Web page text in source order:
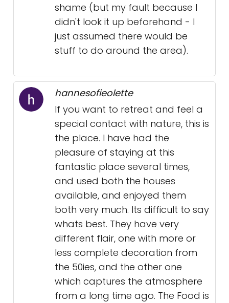
shame (but my fault because I
didn't look it up beforehand - I
just assumed there would be
stuff to do around the area).
hannesofieolette
If you want to retreat and feel a
special contact with nature, this is
the place. I have had the
pleasure of staying at this
fantastic place several times,
and used both the houses
available, and enjoyed them
both very much. Its difficult to say
whats best. They have very
different flair, one with more or
less complete decoration from
the 50ies, and the other one
which captures the atmosphere
from a long time ago. The Food is